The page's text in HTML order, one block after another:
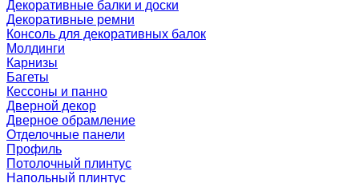
Декоративные балки и доски
Декоративные ремни
Консоль для декоративных балок
Молдинги
Карнизы
Багеты
Кессоны и панно
Дверной декор
Дверное обрамление
Отделочные панели
Профиль
Потолочный плинтус
Напольный плинтус